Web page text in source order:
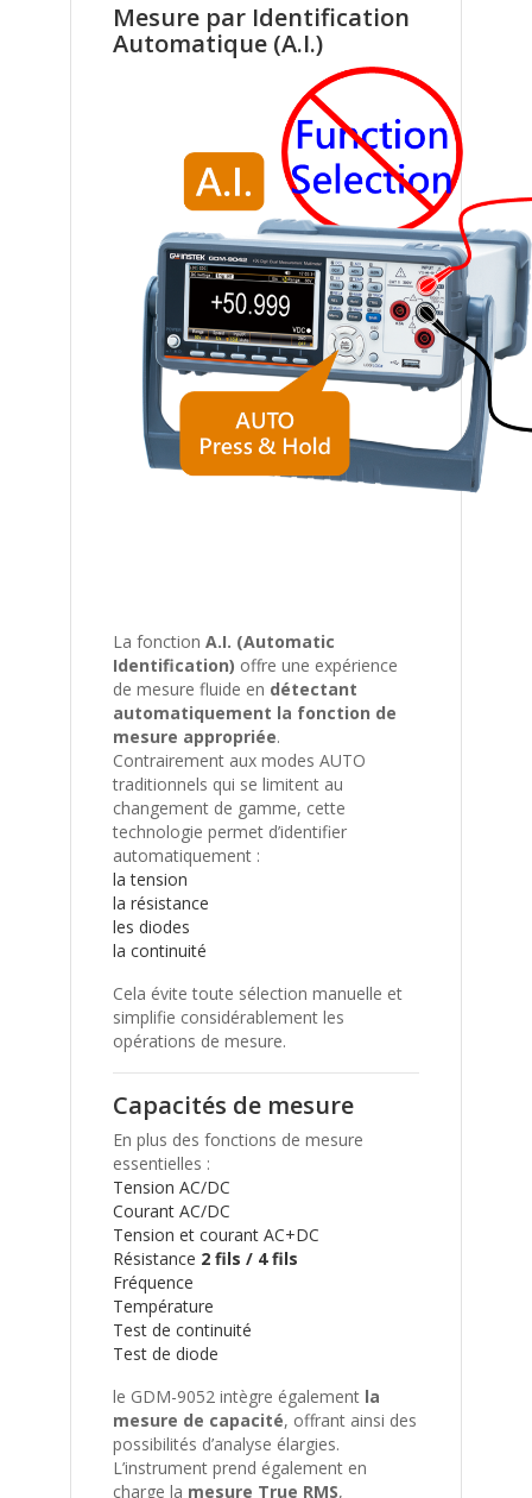
Mesure par Identification
Automatique (A.I.)
La fonction A.I. (Automatic
Identification) offre une expérience
de mesure fluide en détectant
automatiquement la fonction de
mesure appropriée.
Contrairement aux modes AUTO
traditionnels qui se limitent au
changement de gamme, cette
technologie permet d’identifier
automatiquement :
la tension
la résistance
les diodes
la continuité
Cela évite toute sélection manuelle et
simplifie considérablement les
opérations de mesure.
Capacités de mesure
En plus des fonctions de mesure
essentielles :
Tension AC/DC
Courant AC/DC
Tension et courant AC+DC
Résistance 2 fils / 4 fils
Fréquence
Température
Test de continuité
Test de diode
le GDM-9052 intègre également la
mesure de capacité, offrant ainsi des
possibilités d’analyse élargies.
L’instrument prend également en
charge la mesure True RMS,